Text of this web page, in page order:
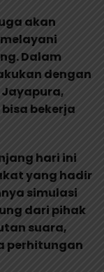
akan
Dalam
dengan
Jayapura,
bekerja
hari ini
yang hadir
simulasi
dari pihak
suara,
perhitungan